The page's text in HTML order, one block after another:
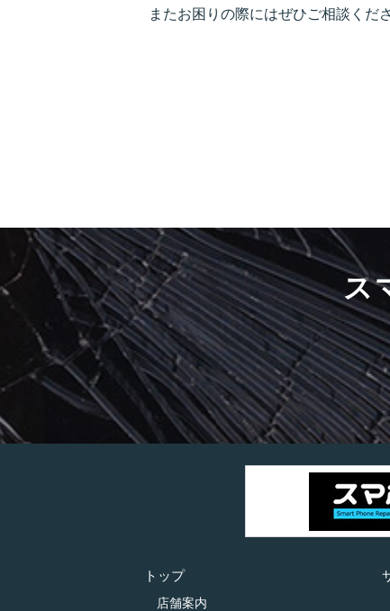
またお困りの際にはぜひご相談くだ
ス
トップ
店舗案内